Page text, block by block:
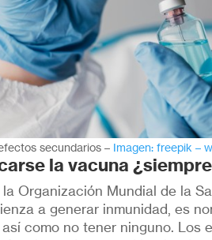
secundarios – Imagen: freepik –
la vacuna
Organización Mundial de la
a generar inmunidad, es
así como no tener ninguno. Los